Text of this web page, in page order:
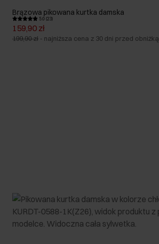
Brązowa pikowana kurtka damska
5.0 (23)
159,90 zł
199,90 zł - najniższa cena z 30 dni przed obniżką